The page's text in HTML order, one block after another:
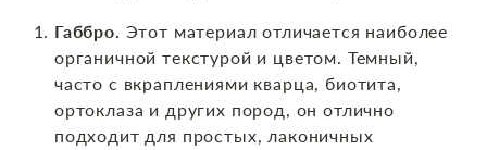
Габбро. Этот материал отличается наиболее
органичной текстурой и цветом. Темный,
часто с вкраплениями кварца, биотита,
ортоклаза и других пород, он отлично
подходит для простых, лаконичных